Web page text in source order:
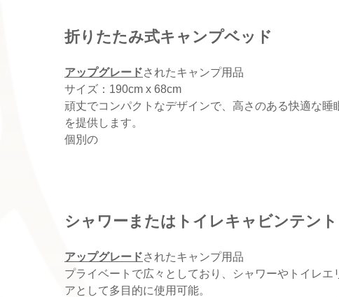
折りたたみ式キャンプベッド
アップグレードされたキャンプ用品
サイズ：190cm x 68cm
頑丈でコンパクトなデザインで、高さのある快適な睡
を提供します。
個別の
シャワーまたはトイレキャビンテント
アップグレードされたキャンプ用品
プライベートで広々としており、シャワーやトイレエ
アとして多目的に使用可能。